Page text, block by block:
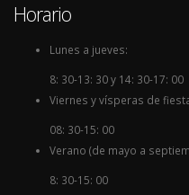
Horario
Lunes a jueves:
8: 30-13: 30 y 14: 30-17: 00
Viernes y vísperas de
08: 30-15: 00
Verano (de mayo a
8: 30-15: 00